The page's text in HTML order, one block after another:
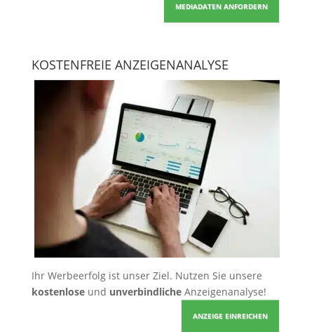
MEDIADATEN ANFORDERN
KOSTENFREIE ANZEIGENANALYSE
Ihr Werbeerfolg ist unser Ziel. Nutzen Sie unsere
kostenloseund unverbindlicheAnzeigenanalyse!
ANZEIGE EINREICHEN